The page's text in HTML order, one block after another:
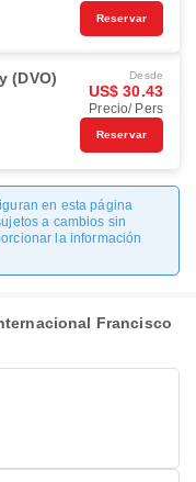
Reservar
(DVO) Desde
US$ 30.43
Precio/ Pers
Reservar
en esta página
a cambios sin
la información
Francisco